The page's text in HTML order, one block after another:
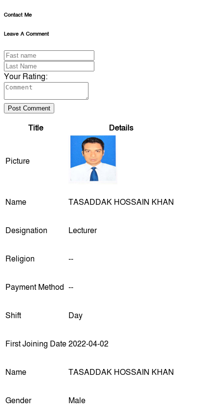
Contact Me
Leave A Comment
Your Rating:
Post Comment
Title Details
Picture
Name TASADDAK HOSSAIN KHAN
Designation Lecturer
Religion --
Payment Method --
Shift Day
First Joining Date2022-04-02
Name TASADDAK HOSSAIN KHAN
Gender Male